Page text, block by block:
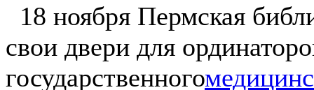
18 ноября Пермская
свои двери для
государственного